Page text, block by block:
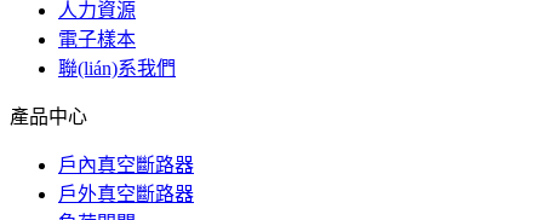
人力資源
電子樣本
聯(lián)系我們
產品中心
戶內真空斷路器
戶外真空斷路器